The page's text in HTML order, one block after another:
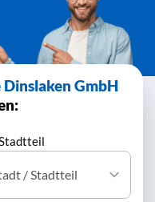
GmbH